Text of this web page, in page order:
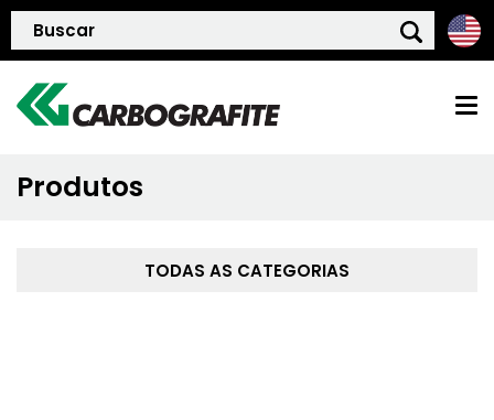
QUEM SOMOS
Produtos
TODAS AS CATEGORIAS